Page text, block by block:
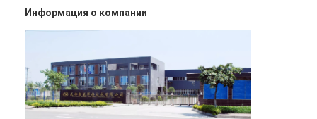
Все случаи
Информация о компании